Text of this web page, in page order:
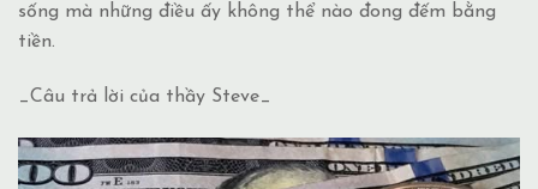
sống mà những điều ấy không thể nào đong đếm bằng
tiền.
_Câu trả lời của thầy Steve_